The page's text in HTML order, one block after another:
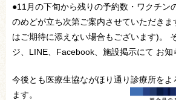
●11月の下旬から残りの予約数・ワクチン
のめどが立ち次第ご案内させていただき
はご期待に添えない場合もございます)。
ジ、LINE、Facebook、施設掲示にて お知
今後とも医療生協ながほり通り診療所を
ます。